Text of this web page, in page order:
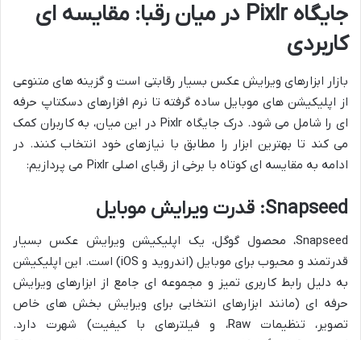
جایگاه Pixlr در میان رقبا: مقایسه ای
کاربردی
بازار ابزارهای ویرایش عکس بسیار رقابتی است و گزینه های متنوعی
از اپلیکیشن های موبایل ساده گرفته تا نرم افزارهای دسکتاپ حرفه
ای را شامل می شود. درک جایگاه Pixlr در این میان، به کاربران کمک
می کند تا بهترین ابزار را مطابق با نیازهای خود انتخاب کنند. در
ادامه به مقایسه ای کوتاه با برخی از رقبای اصلی Pixlr می پردازیم:
Snapseed: قدرت ویرایش موبایل
Snapseed، محصول گوگل، یک اپلیکیشن ویرایش عکس بسیار
قدرتمند و محبوب برای موبایل (اندروید و iOS) است. این اپلیکیشن
به دلیل رابط کاربری تمیز و مجموعه ای جامع از ابزارهای ویرایش
حرفه ای (مانند ابزارهای انتخابی برای ویرایش بخش های خاص
تصویر، تنظیمات Raw، و فیلترهای با کیفیت) شهرت دارد.